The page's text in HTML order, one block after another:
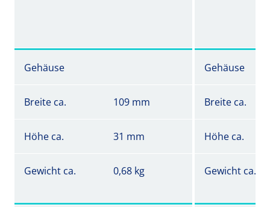
Gehäuse Gehäuse
Breite ca. 109 mm Breite ca.
Höhe ca. 31 mm Höhe ca.
Gewicht ca. 0,68 kg Gewicht ca.